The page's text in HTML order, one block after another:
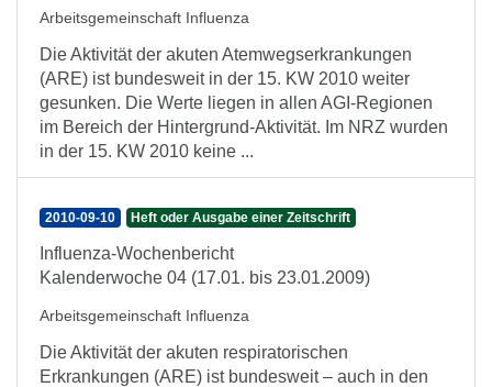
Arbeitsgemeinschaft Influenza
Die Aktivität der akuten Atemwegserkrankungen
(ARE) ist bundesweit in der 15. KW 2010 weiter
gesunken. Die Werte liegen in allen AGI-Regionen
im Bereich der Hintergrund-Aktivität. Im NRZ wurden
in der 15. KW 2010 keine ...
2010-09-10 Heft oder Ausgabe einer Zeitschrift
Influenza-Wochenbericht
Kalenderwoche 04 (17.01. bis 23.01.2009)
Arbeitsgemeinschaft Influenza
Die Aktivität der akuten respiratorischen
Erkrankungen (ARE) ist bundesweit – auch in den